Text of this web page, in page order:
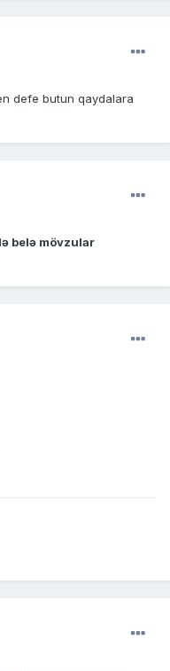
defe butun qaydalara
belə mövzular